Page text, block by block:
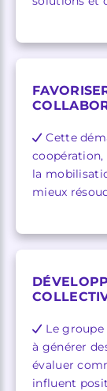
Cette
la
mieux
Le
à générer
évaluer
influent